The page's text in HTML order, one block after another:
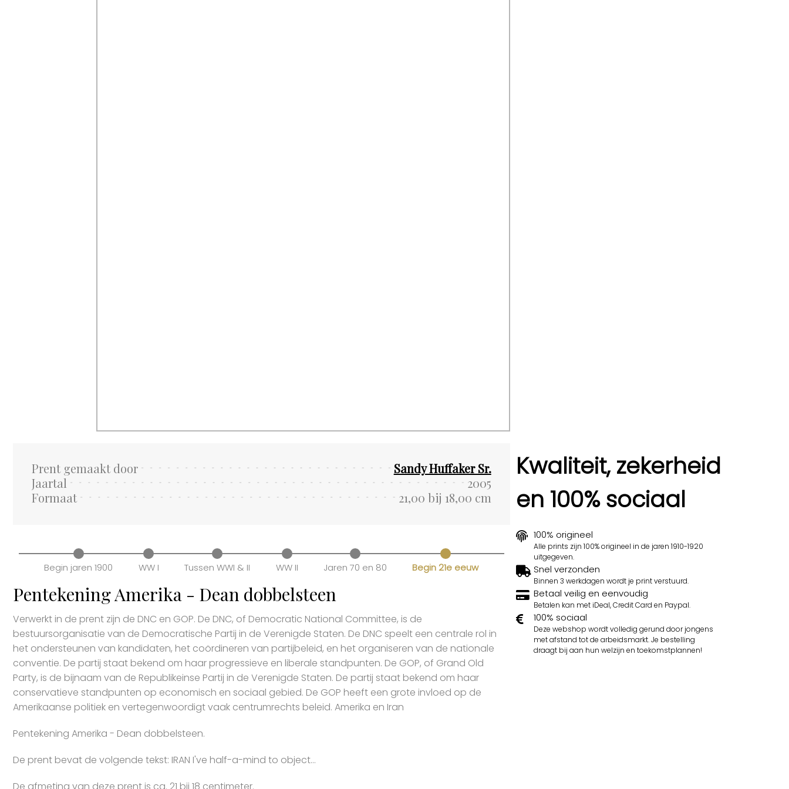
Prent gemaakt door
Sandy Huffaker Sr.
Jaartal
2005
Formaat
21,00 bij 18,00 cm
Begin jaren 1900 WW I Tussen WWI & II WW II Jaren 70 en 80 Begin 21e eeuw
Pentekening Amerika - Dean dobbelsteen
Verwerkt in de prent zijn de DNC en GOP. De DNC, of Democratic National Committee, is de
bestuursorganisatie van de Democratische Partij in de Verenigde Staten. De DNC speelt een centrale rol in
het ondersteunen van kandidaten, het coördineren van partijbeleid, en het organiseren van de nationale
conventie. De partij staat bekend om haar progressieve en liberale standpunten. De GOP, of Grand Old
Party, is de bijnaam van de Republikeinse Partij in de Verenigde Staten. De partij staat bekend om haar
conservatieve standpunten op economisch en sociaal gebied. De GOP heeft een grote invloed op de
Amerikaanse politiek en vertegenwoordigt vaak centrumrechts beleid. Amerika en Iran
Pentekening Amerika - Dean dobbelsteen.
De prent bevat de volgende tekst: IRAN I've half-a-mind to object...
Kwaliteit, zekerheid
en 100% sociaal
100% origineel
Alle prints zijn 100% origineel in de jaren 1910-1920
uitgegeven.
Snel verzonden
Binnen 3 werkdagen wordt je print verstuurd.
Betaal veilig en eenvoudig
Betalen kan met iDeal, Credit Card en Paypal.
100% sociaal
Deze webshop wordt volledig gerund door jongens
met afstand tot de arbeidsmarkt. Je bestelling
draagt bij aan hun welzijn en toekomstplannen!